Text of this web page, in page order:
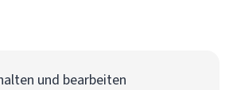
und bearbeiten